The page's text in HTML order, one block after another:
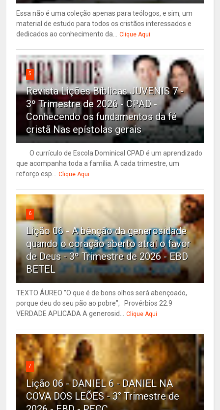
Essa não é uma coleção apenas para teólogos, e sim, um
material de estudo para todos os cristãos interessados e
dedicados ao conhecimento da... Clique Aqui
5
Revista Lições Bíblicas JUVENIS 7 -
3º Trimestre de 2026 - CPAD -
Conhecendo os fundamentos da fé
cristã Nas epístolas gerais
O currículo de Escola Dominical CPAD é um aprendizado
que acompanha toda a família. A cada trimestre, um
reforço esp... Clique Aqui
6
Lição 06 - A bênção da generosidade
quando o coração aberto atrai o favor
de Deus - 3º Trimestre de 2026 - EBD
BETEL
TEXTO ÁUREO "O que é de bons olhos será abençoado,
porque deu do seu pão ao pobre", Provérbios 22.9
VERDADE APLICADA A generosid... Clique Aqui
7
Lição 06 - DANIEL 6 - DANIEL NA
COVA DOS LEÕES - 3° Trimestre de